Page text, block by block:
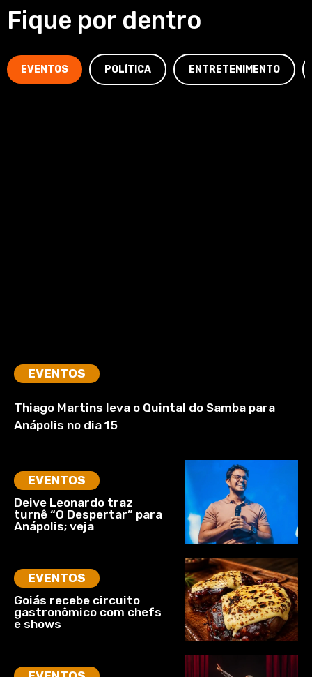
Fique por dentro
EVENTOS POLÍTICA ENTRETENIMENTO
EVENTOS
Thiago Martins leva o Quintal do Samba para
Anápolis no dia 15
EVENTOS
Deive Leonardo traz
turnê “O Despertar” para
Anápolis; veja
EVENTOS
Goiás recebe circuito
gastronômico com chefs
e shows